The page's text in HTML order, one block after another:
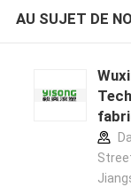
AU SUJET DE